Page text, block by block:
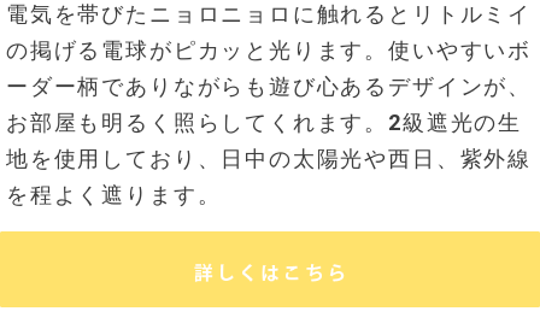
電気を帯びたニョロニョロに触れるとリトルミイ
の掲げる電球がピカッと光ります。使いやすいボ
ーダー柄でありながらも遊び心あるデザインが、
お部屋も明るく照らしてくれます。2級遮光の生
地を使用しており、日中の太陽光や西日、紫外線
を程よく遮ります。